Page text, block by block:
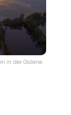
in der Galerie.